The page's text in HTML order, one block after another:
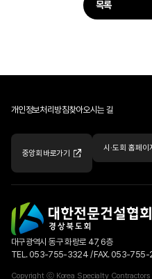
목록
개인정보처리방침찾아오시는 길
중앙회 바로가기
시·도회 홈페이
대구광역시 동구 화랑로 47, 6층
TEL. 053-755-3324 / FAX. 053-755-
Copyright ⓒ Korea Specialty Contractors